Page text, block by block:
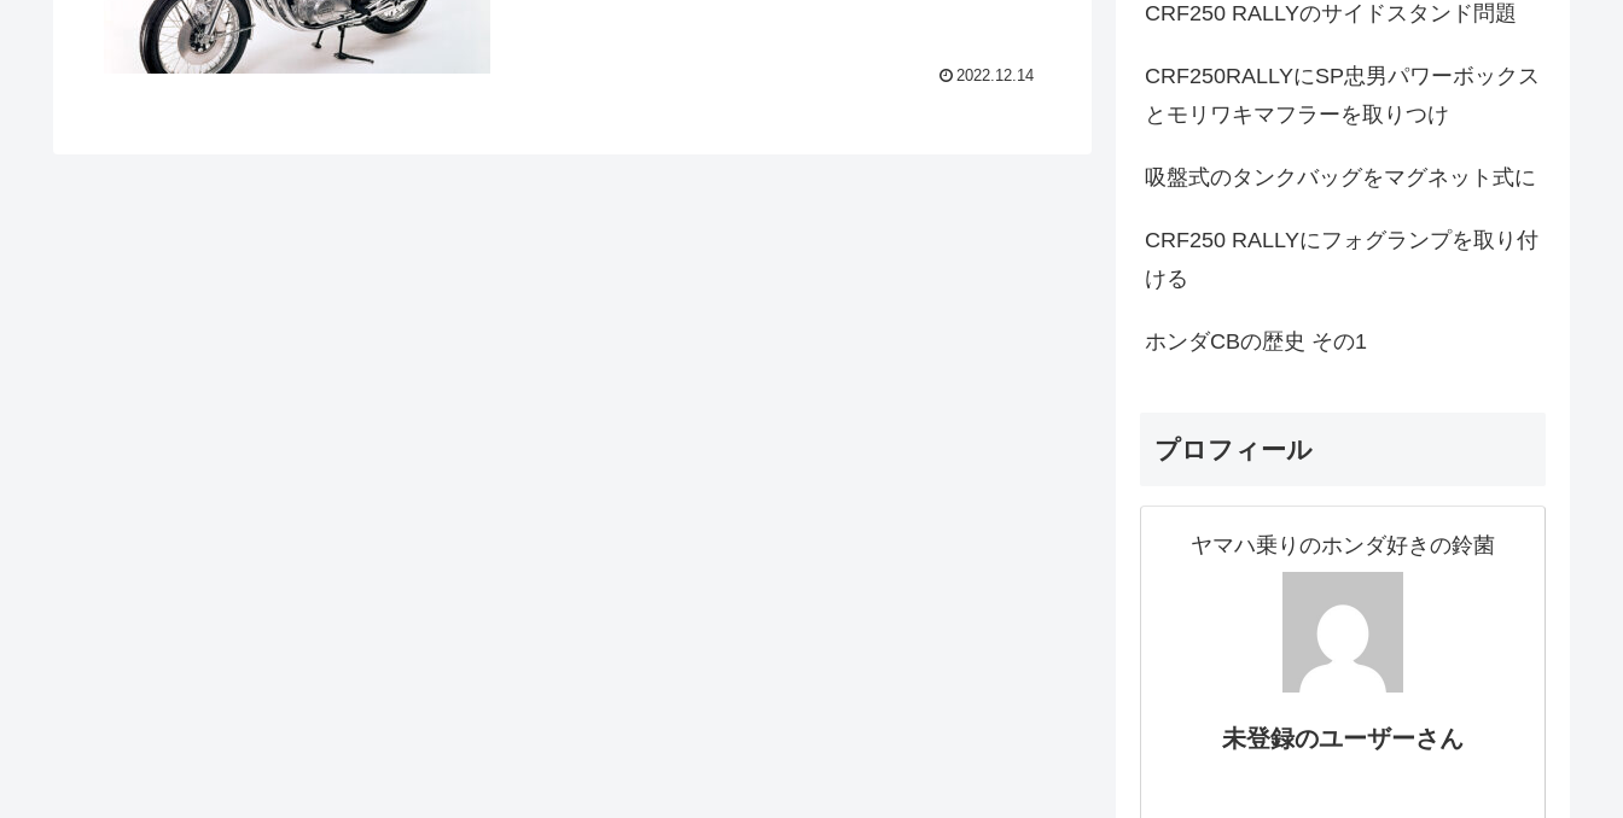
2022.12.14
CRF250 RALLYのサイドスタンド問題
CRF250RALLYにSP忠男パワーボックス
とモリワキマフラーを取りつけ
吸盤式のタンクバッグをマグネット式に
CRF250 RALLYにフォグランプを取り付
ける
ホンダCBの歴史 その1
プロフィール
ヤマハ乗りのホンダ好きの鈴菌
未登録のユーザーさん